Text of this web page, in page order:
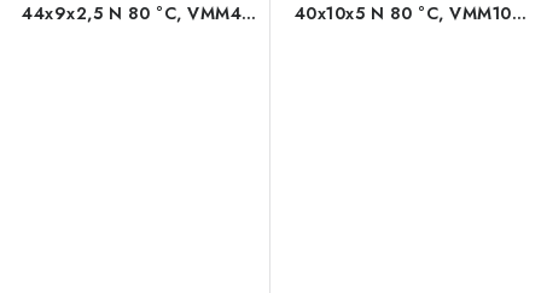
44x9x2,5 N 80 °C, VMM4-
40x10x5 N 80 °C, VMM10-